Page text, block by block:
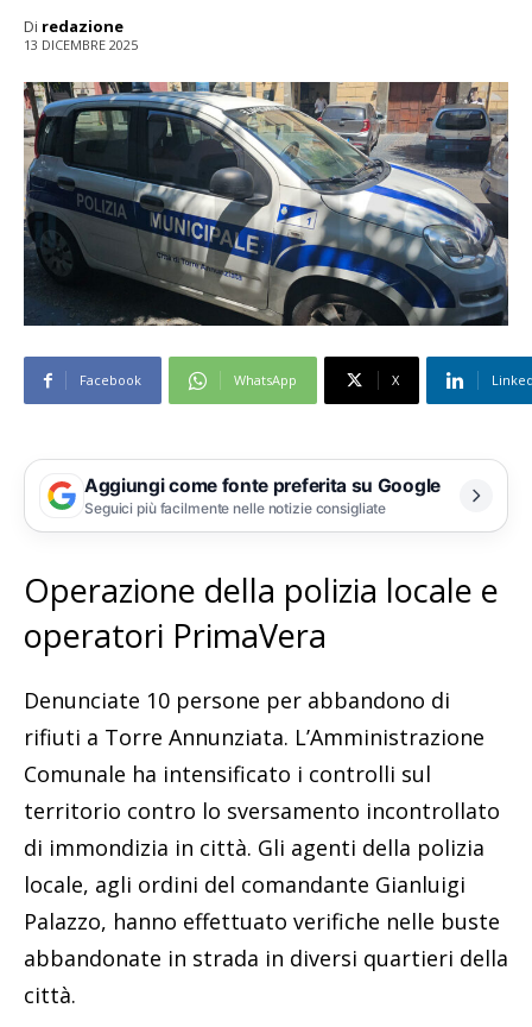
Di redazione
13 DICEMBRE 2025
Facebook WhatsApp X
Aggiungi come fonte preferita su Google
Seguici più facilmente nelle notizie consigliate
Operazione della polizia locale e
operatori PrimaVera
Denunciate 10 persone per abbandono di
rifiuti a Torre Annunziata. L’Amministrazione
Comunale ha intensificato i controlli sul
territorio contro lo sversamento incontrollato
di immondizia in città. Gli agenti della polizia
locale, agli ordini del comandante Gianluigi
Palazzo, hanno effettuato verifiche nelle buste
abbandonate in strada in diversi quartieri della
città.